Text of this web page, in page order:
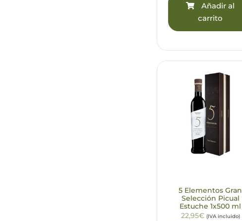
Añadir al
carrito
5 Elementos Gran
Selección Picual
Estuche 1x500 ml
22,95€ (IVA incluido)